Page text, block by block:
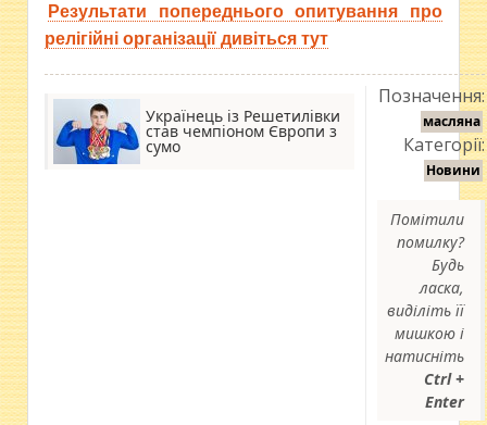
Результати попереднього опитування про
релігійні організації дивіться тут
Українець із Решетилівки
став чемпіоном Європи з
сумо
Позначення:
масляна
Категорії:
Новини
Помітили
помилку?
Будь
ласка,
виділіть її
мишкою і
натисніть
Ctrl +
Enter